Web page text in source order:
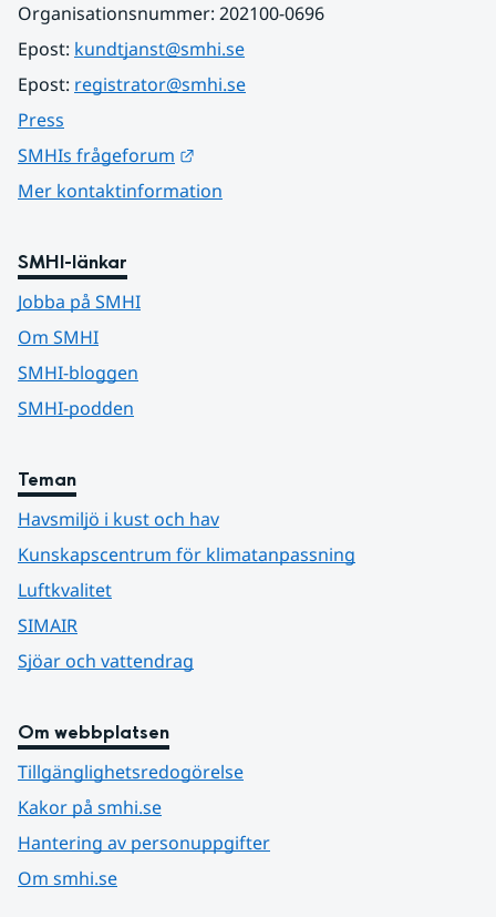
Organisationsnummer: 202100-0696
Epost: kundtjanst@smhi.se
Epost: registrator@smhi.se
Press
SMHIs frågeforum
Mer kontaktinformation
SMHI-länkar
Jobba på SMHI
Om SMHI
SMHI-bloggen
SMHI-podden
Teman
Havsmiljö i kust och hav
Kunskapscentrum för klimatanpassning
Luftkvalitet
SIMAIR
Sjöar och vattendrag
Om webbplatsen
Tillgänglighetsredogörelse
Kakor på smhi.se
Hantering av personuppgifter
Om smhi.se